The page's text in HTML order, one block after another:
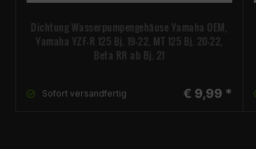
Dichtung Wasserpumpengehäuse Yamaha OEM,
Yamaha YZF-R 125 Bj. 19-22, MT 125 Bj. 20-22,
Beta RR ab Bj. 21
Sofort versandfertig € 9,99 *